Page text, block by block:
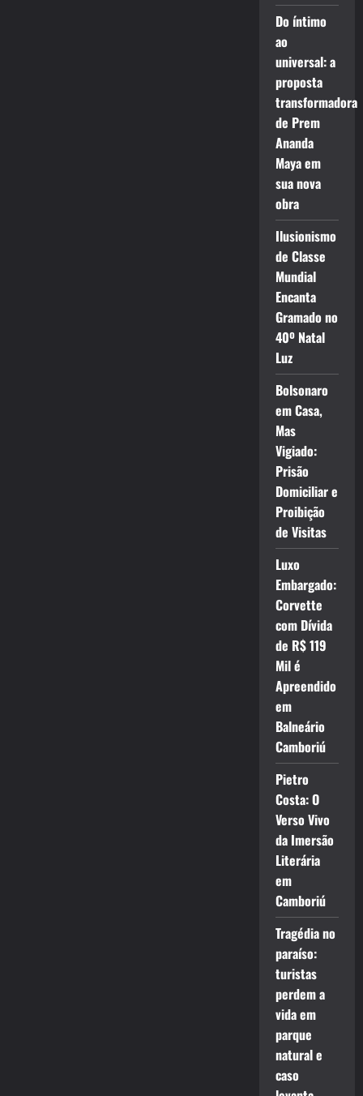
Do íntimo
ao
universal: a
proposta
transformadora
de Prem
Ananda
Maya em
sua nova
obra
Ilusionismo
de Classe
Mundial
Encanta
Gramado no
40º Natal
Luz
Bolsonaro
em Casa,
Mas
Vigiado:
Prisão
Domiciliar e
Proibição
de Visitas
Luxo
Embargado:
Corvette
com Dívida
de R$ 119
Mil é
Apreendido
em
Balneário
Camboriú
Pietro
Costa: O
Verso Vivo
da Imersão
Literária
em
Camboriú
Tragédia no
paraíso:
turistas
perdem a
vida em
parque
natural e
caso